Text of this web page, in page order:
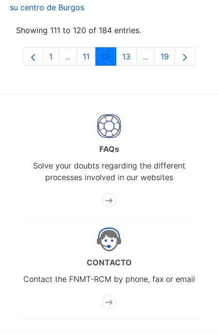
su centro de Burgos
Showing 111 to 120 of 184 entries.
Page
1 ...Intermediate Pages Use TAB to navigate.
Page
11 Page
12 Page
13 ...Intermediate
Page
19
FAQs
Solve your doubts regarding the different
processes involved in our websites
CONTACTO
Contact the FNMT-RCM by phone, fax or email